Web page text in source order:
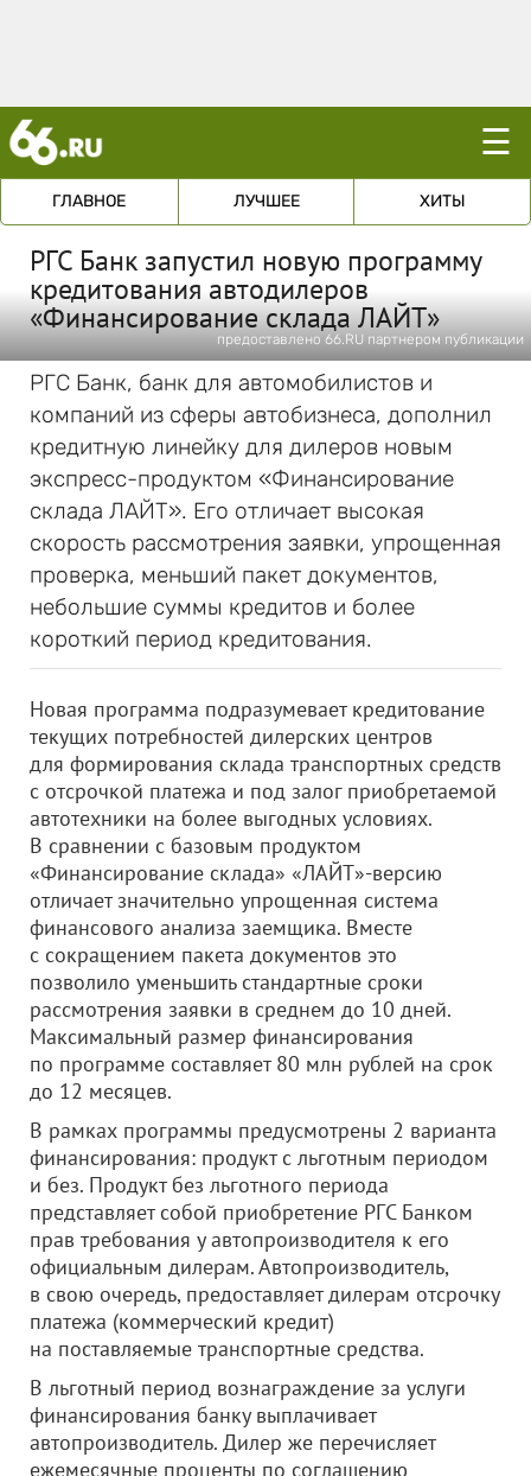
☰
ГЛАВНОЕ ЛУЧШЕЕ ХИТЫ
РГС Банк запустил новую программу
кредитования автодилеров
«Финансирование склада ЛАЙТ»
предоставлено 66.RU партнером публикации
РГС Банк, банк для автомобилистов и
компаний из сферы автобизнеса, дополнил
кредитную линейку для дилеров новым
экспресс-продуктом «Финансирование
склада ЛАЙТ». Его отличает высокая
скорость рассмотрения заявки, упрощенная
проверка, меньший пакет документов,
небольшие суммы кредитов и более
короткий период кредитования.
Новая программа подразумевает кредитование
текущих потребностей дилерских центров
для формирования склада транспортных средств
с отсрочкой платежа и под залог приобретаемой
автотехники на более выгодных условиях.
В сравнении с базовым продуктом
«Финансирование склада» «ЛАЙТ»-версию
отличает значительно упрощенная система
финансового анализа заемщика. Вместе
с сокращением пакета документов это
позволило уменьшить стандартные сроки
рассмотрения заявки в среднем до 10 дней.
Максимальный размер финансирования
по программе составляет 80 млн рублей на срок
до 12 месяцев.
В рамках программы предусмотрены 2 варианта
финансирования: продукт с льготным периодом
и без. Продукт без льготного периода
представляет собой приобретение РГС Банком
прав требования у автопроизводителя к его
официальным дилерам. Автопроизводитель,
в свою очередь, предоставляет дилерам отсрочку
платежа (коммерческий кредит)
на поставляемые транспортные средства.
В льготный период вознаграждение за услуги
финансирования банку выплачивает
автопроизводитель. Дилер же перечисляет
ежемесячные проценты по соглашению